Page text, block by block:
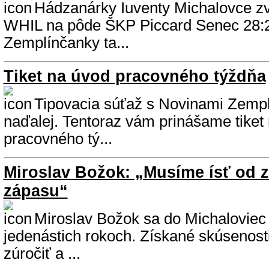
Hádzanárky Iuventy Michalovce
WHIL na pôde ŠKP Piccard Senec
Zemplínčanky ta...
Tiket na úvod pracovného týždňa
Tipovacia súťaž s Novinami
naďalej. Tentoraz vám prinášame tiket
pracovného tý...
Miroslav Božok: „Musíme ísť od
zápasu“
Miroslav Božok sa do
jedenástich rokoch. Získané
zúročiť a ...